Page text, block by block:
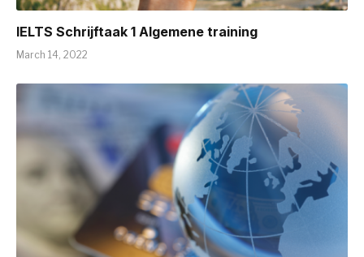
IELTS Schrijftaak 1 Algemene training
March 14, 2022